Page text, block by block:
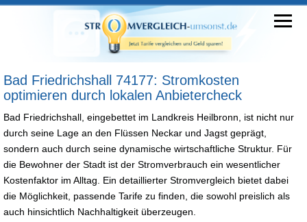
Bad Friedrichshall 74177: Stromkosten
optimieren durch lokalen Anbietercheck
Bad Friedrichshall, eingebettet im Landkreis Heilbronn, ist nicht nur
durch seine Lage an den Flüssen Neckar und Jagst geprägt,
sondern auch durch seine dynamische wirtschaftliche Struktur. Für
die Bewohner der Stadt ist der Stromverbrauch ein wesentlicher
Kostenfaktor im Alltag. Ein detaillierter Stromvergleich bietet dabei
die Möglichkeit, passende Tarife zu finden, die sowohl preislich als
auch hinsichtlich Nachhaltigkeit überzeugen.